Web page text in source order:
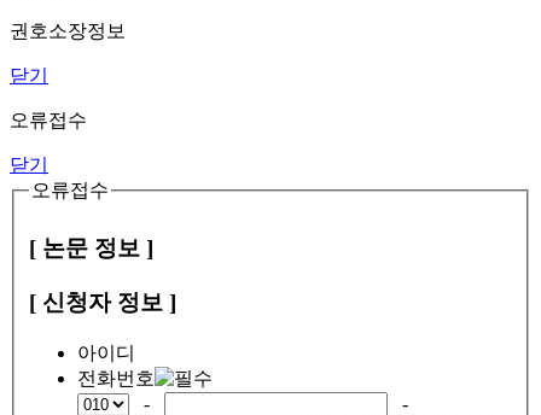
권호소장정보
닫기
오류접수
닫기
오류접수
[ 논문 정보 ]
[ 신청자 정보 ]
아이디
전화번호
-
-